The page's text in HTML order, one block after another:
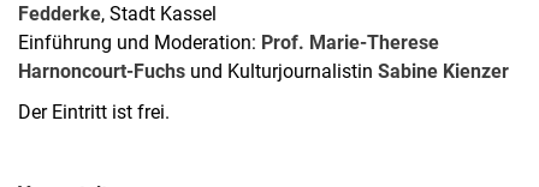
Fedderke, Stadt Kassel
Einführung und Moderation: Prof. Marie-Therese
Harnoncourt-Fuchs und Kulturjournalistin Sabine Kienzer
Der Eintritt ist frei.